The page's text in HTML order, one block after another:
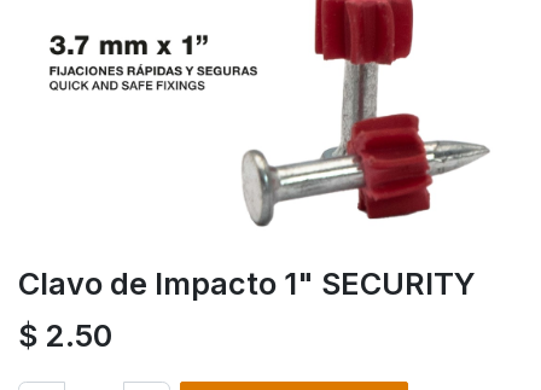
Clavo de Impacto 1" SECURITY
$ 2.50